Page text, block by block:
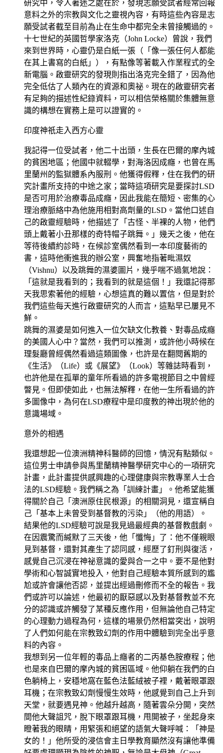
研究中，令人著迷之處在於，發現志願受試者經常回報
意料之外的宗教與文化之靈視內容，有時這些內容是志
願受試者截至目前為止在生命中都完全未曾接觸過的。
十七世紀的英國哲學家洛克（John Locke）曾說，我們
來到世界時，心靈仍是白紙一張（「像一張任何人都能
在其上書寫的白紙」），有點像等著載入作業程式的全
新電腦。啟靈研究的發現則指出洛克完全錯了，因為他
完全低估了人類內在的資源和奧祕。現在的啟靈研究者
有足夠的描述性紀錄資料，可以相信榮格關於集體無意
識的構想在實務上是可以證實的。
印度神祇走入西方心靈
我記得一位受試者，他二十出頭，生長在巴爾的摩內城
的貧困地區；他國中就輟學，對海洛因成癮，也曾在馬
里蘭州的監獄體系內服刑。他獲得假釋，住在我們的研
究計畫所支持的中途之家；當時這項研究是要探討LSD
是否可用於治療毒品成癮，因此我能在簡短、密集的心
理治療脈絡中為他施用相對高劑量的LSD。當他口述自
己的啟靈經驗時，他描述了「古怪、半裸的人物，他們
頭上戴著小丑那樣的奇特帽子跳舞。」幾天之後，他在
等待後續約診時，在候診室偶然看到一本印度藝術的
書，這時他衝進我的辦公室，興奮地指著毗濕奴
（Vishnu）以及跳舞的濕婆圖片，幾乎喘不過氣地說：
「這就是我看到的；我看到的就是這個！」我還記得那
天我思索著他的經驗，心想這真的難以置信，但是對於
我們這些每天進行啟靈研究的人而言，這點早已屢見不
鮮。
跳舞的濕婆是如何進入一位欠缺文化教養、對毒品成癮
的美國人心中？當然，我們可以推測，或許他小時候在
理髮廳曾經偶然看過這類圖像，也許是在翻閱舊期的
《生活》（Life）或《展望》（Look）等雜誌時看到，
也許他是在孤單的童年所看過的許多電視節目之中曾經
瞥見。但即使如此，也無法解釋，在他一生所看過的許
多圖像中，為何在LSD療程中是印度教的神出現於他的
意識場域。
意外的相遇
我還想起一位澳洲精神科醫師的回憶，情況有點類似。
這位男士申請參與馬里蘭精神醫學研究中心的一項研究
計畫，此計畫提供感興趣的心理健康與宗教專業人士合
法的LSD經驗。我們稱之為「訓練計畫」。他希望能獲
得關於自己「澳洲原住民根源」的相關洞見，還宣稱自
己「基本上未曾受到基督教的污染」（他的用語）。
結果他的LSD經驗可說是我見過最經典的基督教戲劇。
在因震驚而緘默了三天後，他「懺悔」了：他不僅親眼
見到基督，還對其產生了認同感，經歷了釘刑與復活，
感覺自己沉浸在神祕意識的愛與合一之中。要不是他對
學術和心智誠實地投入，他對自己經驗本質所感到的尷
尬或許會讓他否認，並提出經過刪修而不全的報告。我
們或許可以論述，他最初的厭惡感以及對基督教並不充
分的認識或許觸發了某種反應作用，但無論他自己特定
的心理動力過程為何，這樣的場景仍然相當突出，說明
了人們如何能在宗教致幻劑的作用中體驗到完全出乎意
料的內容。
我想到另一位年輕的毒品上癮者的二丙基色胺療程；他
也是來自巴爾的摩內城的貧困區域。他仰躺在我們的白
色躺椅上，安穩地窩在藍色法藍絨被子裡，戴著眼罩跟
耳機；在宗教致幻劑慢慢生效時，他感覺到自己上升到
天堂，就要遇見神。他越升越高，隨著雲朵分開，突然
間他大聲詛咒，脫下眼罩跟耳機，甩開被子，坐起身來
瞪著我的眼睛，用緊張和絕望的語氣大聲呼喊：「神是
女的！」他所受的浸信會主日學教育顯然沒有讓他準備